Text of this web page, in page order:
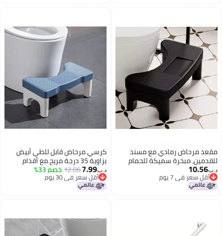
مقعد مرحاض رمادي مع مسند
للقدمين، مبخرة سميكة للحمام
للكبار، دعامة للقدمين للاستخدام
المنزلي
د.ب‏10.56
أقل سعر في 7 يوم
أقل سعر في 7 يوم
كرسي مرحاض قابل للطي أبيض
بزاوية 35 درجة مريح مع أقدام
مقاومة للانزلاق لمساعدة الحمام
د.ب‏7.99
12.06خصم 33%
أقل سعر في 30 يوم
أقل سعر في 30 يوم